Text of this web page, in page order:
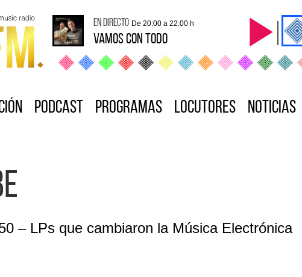
en directo De 20:00 a 22:00 h
VAMOS CON TODO
Podcast Programas Locutores Noticias
– LPs que cambiaron la Música Electrónica